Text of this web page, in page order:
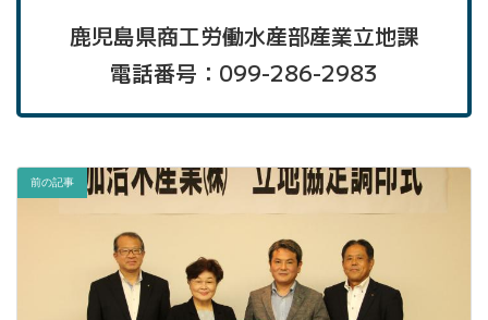
鹿児島県商工労働水産部産業立地課
電話番号：099-286-2983
前の記事